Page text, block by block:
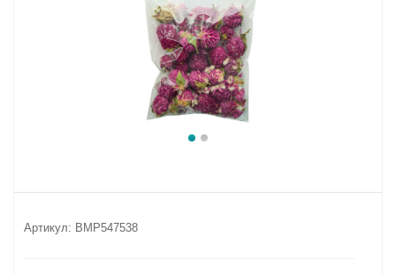
Артикул: BMP547538